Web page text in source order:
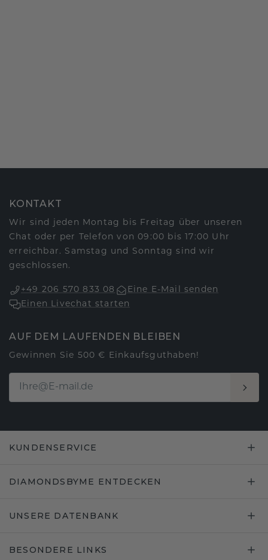
KONTAKT
Wir sind jeden Montag bis Freitag über unseren
Chat oder per Telefon von 09:00 bis 17:00 Uhr
erreichbar. Samstag und Sonntag sind wir
geschlossen.
+49 206 570 833 08
Eine E-Mail senden
Einen Livechat starten
AUF DEM LAUFENDEN BLEIBEN
Gewinnen Sie 500 € Einkaufsguthaben!
KUNDENSERVICE
DIAMONDSBYME ENTDECKEN
UNSERE DATENBANK
BESONDERE LINKS